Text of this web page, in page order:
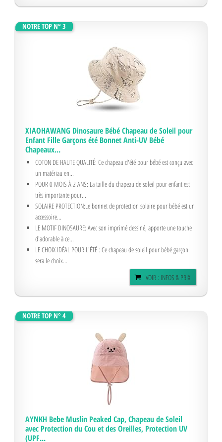
NOTRE TOP N° 3
XIAOHAWANG Dinosaure Bébé Chapeau de Soleil pour
Enfant Fille Garçons été Bonnet Anti-UV Bébé
Chapeaux...
COTON DE HAUTE QUALITÉ: Ce chapeau d'été pour bébé est conçu avec
un matériau en...
POUR 0 MOIS À 2 ANS: La taille du chapeau de soleil pour enfant est
très importante pour...
SOLAIRE PROTECTION:Le bonnet de protection solaire pour bébé est un
accessoire...
LE MOTIF DINOSAURE: Avec son imprimé dessiné, apporte une touche
d'adorable à ce...
LE CHOIX IDÉAL POUR L'ÉTÉ : Ce chapeau de soleil pour bébé garçon
sera le choix...
VOIR : INFOS & PRIX
NOTRE TOP N° 4
AYNKH Bebe Muslin Peaked Cap, Chapeau de Soleil
avec Protection du Cou et des Oreilles, Protection UV
(UPF...